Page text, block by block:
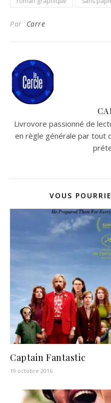
Par Carre
Livrovore passionné de
en règle générale par tout
VOUS
Captain Fantastic
19 octobre 2016